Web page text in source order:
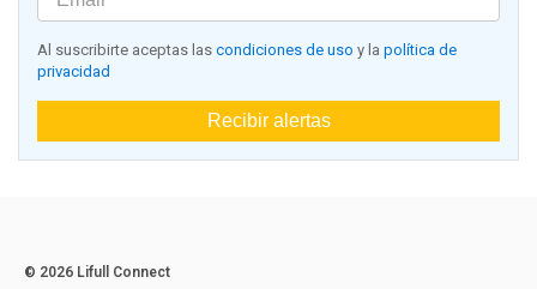
Al suscribirte aceptas las condiciones de uso y la política de
privacidad
Recibir alertas
© 2026 Lifull Connect